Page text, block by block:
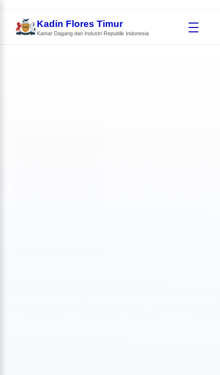
Kadin Flores Timur
Kamar Dagang dan Industri Republik Indonesia